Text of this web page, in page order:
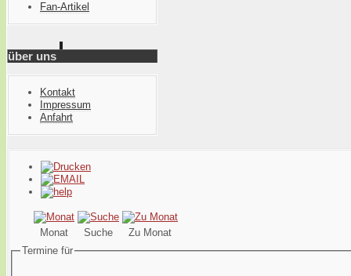
Fan-Artikel
über uns
Kontakt
Impressum
Anfahrt
Monat Suche
Zu Monat
Termine für